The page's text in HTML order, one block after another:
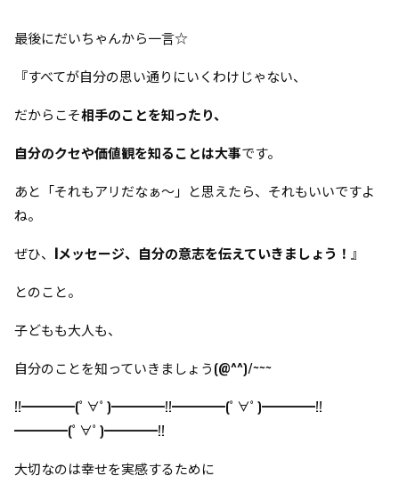
最後にだいちゃんから一言☆
『すべてが自分の思い通りにいくわけじゃない、
だからこそ相手のことを知ったり、
自分のクセや価値観を知ることは大事です。
あと「それもアリだなぁ～」と思えたら、それもいいですよ
ね。
ぜひ、 Iメッセージ、自分の意志を伝えていきましょう！ 』
とのこと。
子どもも大人も、
自分のことを知っていきましょう(@^^)/~~~
!!━━━━(ﾟ∀ﾟ)━━━━!!━━━━(ﾟ∀ﾟ)━━━━!!
━━━━(ﾟ∀ﾟ)━━━━!!
大切なのは幸せを実感するために